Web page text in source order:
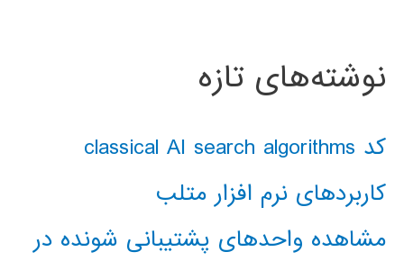
نوشته‌های تازه
کد classical AI search algorithms
کاربردهای نرم افزار متلب
مشاهده واحدهای پشتیبانی شونده در